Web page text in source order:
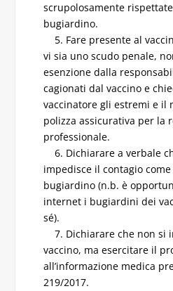
scrupolosamente
bugiardino.
5. Fare presente al
vi sia uno scudo penale,
esenzione dalla
cagionati dal vaccino e
vaccinatore gli estremi e il
polizza assicurativa per la
professionale.
6. Dichiarare a verbale
impedisce il contagio
bugiardino (n.b. è
internet i bugiardini dei
sé).
7. Dichiarare che non si
vaccino, ma esercitare il
all’informazione medica
219/2017.